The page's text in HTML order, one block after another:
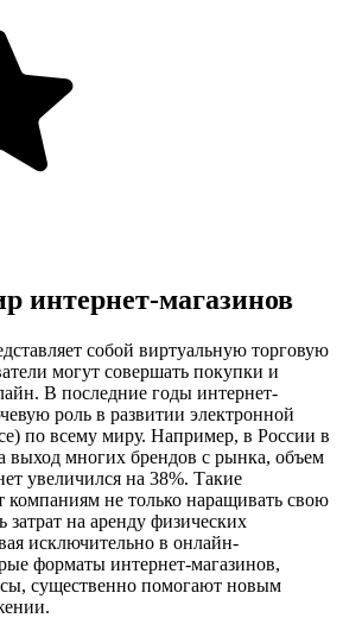
интернет-магазинов
собой виртуальную торговую
могут совершать покупки и
В последние годы интернет-
роль в развитии электронной
по всему миру. Например, в России в
выход многих брендов с рынка, объем
увеличился на 38%. Такие
не только наращивать свою
затрат на аренду физических
исключительно в онлайн-
форматы интернет-магазинов,
существенно помогают новым